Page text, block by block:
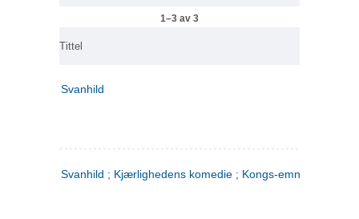
1–3 av 3
Tittel
Svanhild
Svanhild ; Kjærlighedens komedie ; Kongs-emnerne